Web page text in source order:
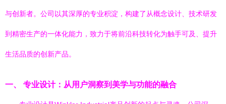
与创新者。公司以其深厚的专业积淀，构建了从概念设计、技术研发
到精密生产的一体化能力，致力于将前沿科技转化为触手可及、提升
生活品质的创新产品。
一、 专业设计：从用户洞察到美学与功能的融合